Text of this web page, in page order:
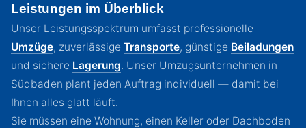
Leistungen im Überblick
Unser Leistungsspektrum umfasst professionelle
Umzüge, zuverlässige Transporte, günstige Beiladungen
und sichere Lagerung. Unser Umzugsunternehmen in
Südbaden plant jeden Auftrag individuell — damit bei
Ihnen alles glatt läuft.
Sie müssen eine Wohnung, einen Keller oder Dachboden